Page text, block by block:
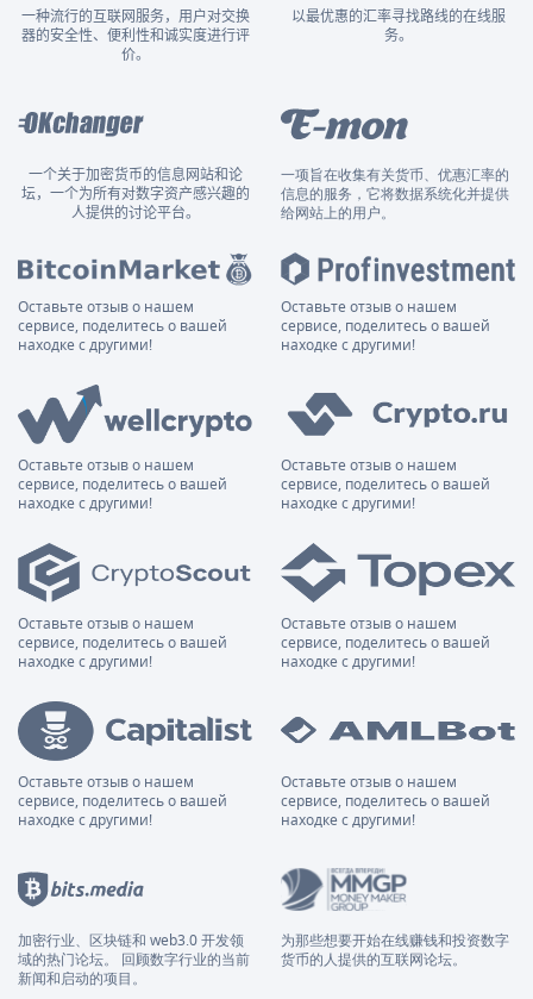
一种流行的互联网服务，用户对交换
器的安全性、便利性和诚实度进行评
价。
以最优惠的汇率寻找路线的在线服
务。
一个关于加密货币的信息网站和论
坛，一个为所有对数字资产感兴趣的
人提供的讨论平台。
一项旨在收集有关货币、优惠汇率的
信息的服务，它将数据系统化并提供
给网站上的用户。
Оставьте отзыв о нашем
сервисе, поделитесь о вашей
находке с другими!
Оставьте отзыв о нашем
сервисе, поделитесь о вашей
находке с другими!
Оставьте отзыв о нашем
сервисе, поделитесь о вашей
находке с другими!
Оставьте отзыв о нашем
сервисе, поделитесь о вашей
находке с другими!
Оставьте отзыв о нашем
сервисе, поделитесь о вашей
находке с другими!
Оставьте отзыв о нашем
сервисе, поделитесь о вашей
находке с другими!
Оставьте отзыв о нашем
сервисе, поделитесь о вашей
находке с другими!
Оставьте отзыв о нашем
сервисе, поделитесь о вашей
находке с другими!
加密行业、区块链和 web3.0 开发领
域的热门论坛。 回顾数字行业的当前
新闻和启动的项目。
为那些想要开始在线赚钱和投资数字
货币的人提供的互联网论坛。